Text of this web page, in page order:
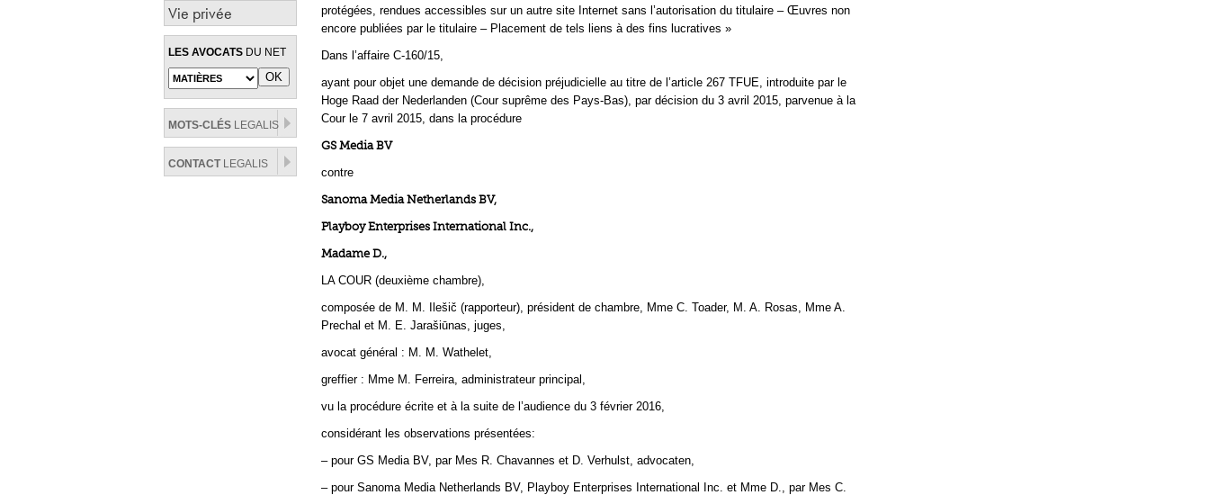
Vie privée
LES AVOCATS DU NET
MOTS-CLÉS LEGALIS
CONTACTLEGALIS
protégées, rendues accessibles sur un autre site Internet sans l’autorisation du titulaire – Œuvres non
encore publiées par le titulaire – Placement de tels liens à des fins lucratives »
Dans l’affaire C‑160/15,
ayant pour objet une demande de décision préjudicielle au titre de l’article 267 TFUE, introduite par le
Hoge Raad der Nederlanden (Cour suprême des Pays-Bas), par décision du 3 avril 2015, parvenue à la
Cour le 7 avril 2015, dans la procédure
GS Media BV
contre
Sanoma Media Netherlands BV,
Playboy Enterprises International Inc.,
Madame D.,
LA COUR (deuxième chambre),
composée de M. M. Ilešič (rapporteur), président de chambre, Mme C. Toader, M. A. Rosas, Mme A.
Prechal et M. E. Jarašiūnas, juges,
avocat général : M. M. Wathelet,
greffier : Mme M. Ferreira, administrateur principal,
vu la procédure écrite et à la suite de l’audience du 3 février 2016,
considérant les observations présentées:
– pour GS Media BV, par Mes R. Chavannes et D. Verhulst, advocaten,
– pour Sanoma Media Netherlands BV, Playboy Enterprises International Inc. et Mme D., par Mes C.